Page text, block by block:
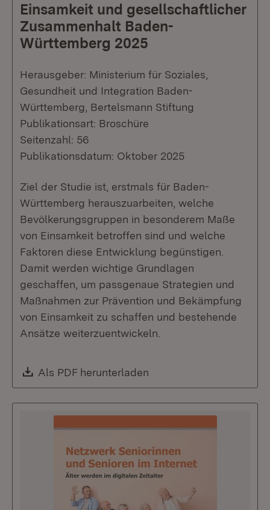
Einsamkeit und gesellschaftlicher
Zusammenhalt Baden-
Württemberg 2025
Herausgeber: Ministerium für Soziales,
Gesundheit und Integration Baden-
Württemberg, Bertelsmann Stiftung
Publikationsart: Broschüre
Seitenzahl: 56
Publikationsdatum: Oktober 2025
Ziel der Studie ist, erstmals für Baden-
Württemberg herauszuarbeiten, welche
Bevölkerungsgruppen in besonderem Maße
von Einsamkeit betroffen sind und welche
Faktoren diese Entwicklung begünstigen.
Damit werden wichtige Grundlagen
geschaffen, um passgenaue Strategien und
Maßnahmen zur Prävention und Bekämpfung
von Einsamkeit zu schaffen und bestehende
Ansätze weiterzuentwickeln.
Download:
Als PDF herunterladen